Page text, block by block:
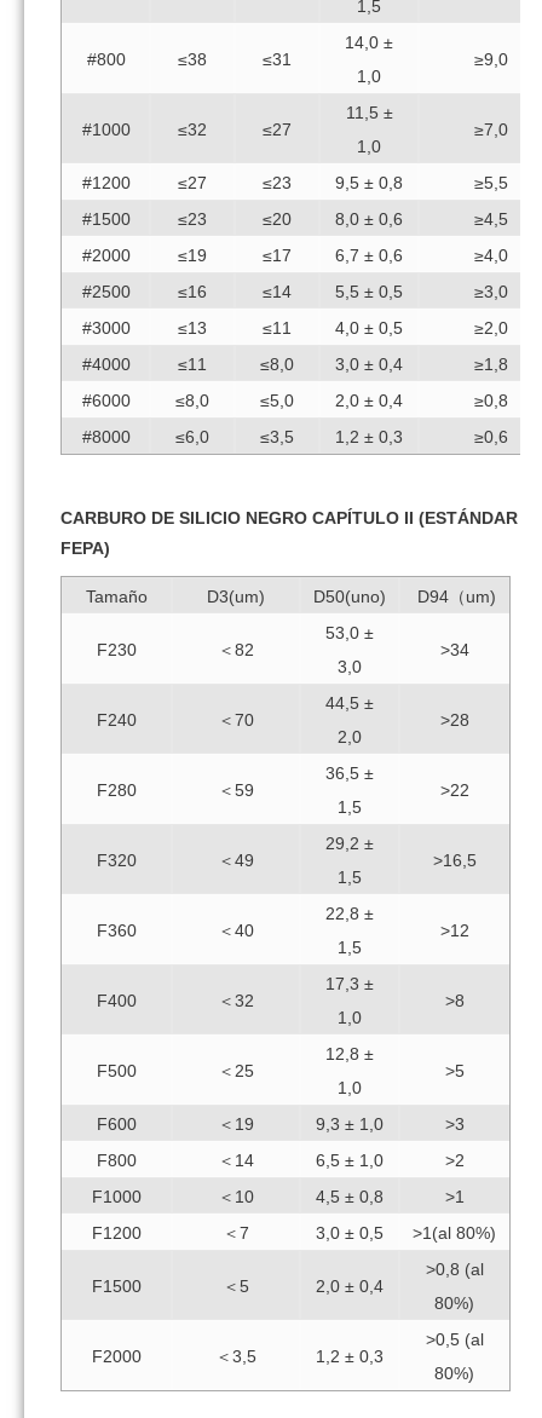
1,5
#800 ≤38 ≤31
14,0 ±
1,0
≥9,0
#1000 ≤32 ≤27
11,5 ±
1,0
≥7,0
#1200 ≤27 ≤23 9,5 ± 0,8
≥5,5
#1500
≤23 ≤20 8,0 ± 0,6
≥4,5
#2000
≤19 ≤17 6,7 ± 0,6
≥4,0
#2500
≤16 ≤14 5,5 ± 0,5
≥3,0
#3000
≤13 ≤11 4,0 ± 0,5
≥2,0
#4000
≤11 ≤8,0 3,0 ± 0,4
≥1,8
#6000
≤8,0 ≤5,0 2,0 ± 0,4
≥0,8
#8000
≤6,0 ≤3,5 1,2 ± 0,3 ≥0,6
CARBURO DE SILICIO NEGRO CAPÍTULO II (ESTÁNDAR
FEPA)
Tamaño D3(um) D50(uno) D94（um)
F230 ＜82
53,0 ±
3,0
>34
F240 ＜70
44,5 ±
2,0
>28
F280 ＜59
36,5 ±
1,5
>22
F320 ＜49
29,2 ±
1,5
>16,5
F360 ＜40
22,8 ±
1,5
>12
F400 ＜32
17,3 ±
1,0
>8
F500 ＜25
12,8 ±
1,0
>5
F600 ＜19 9,3 ± 1,0
>3
F800
＜14 6,5 ± 1,0
>2
F1000
＜10 4,5 ± 0,8
>1
F1200
＜7 3,0 ± 0,5 >1(al 80%)
F1500 ＜5 2,0 ± 0,4
>0,8 (al
80%)
F2000 ＜3,5 1,2 ± 0,3
>0,5 (al
80%)